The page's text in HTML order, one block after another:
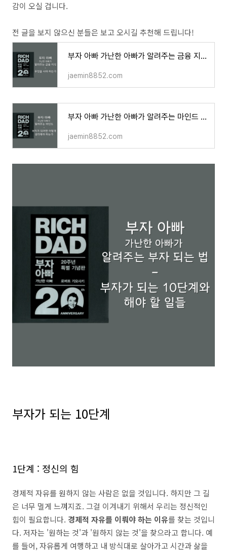
감이 오실 겁니다.
전 글을 보지 않으신 분들은 보고 오시길 추천해 드립니다!
부자 아빠 가난한 아빠가 알려주는 금융 지식 - 무엇을 사야 하는가
jaemin8852.com
부자 아빠 가난한 아빠가 알려주는 마인드 - 부자가 되려면 어떻게 생각해야 하는가
jaemin8852.com
부자가 되는 10단계
1단계 : 정신의 힘
경제적 자유를 원하지 않는 사람은 없을 것입니다. 하지만 그 길
은 너무 멀게 느껴지죠. 그걸 이겨내기 위해서 우리는 정신적인
힘이 필요합니다. 경제적 자유를 이뤄야 하는 이유를 찾는 것입니
다. 저자는 '원하는 것'과 '원하지 않는 것'을 찾으라고 합니다. 예
를 들어, 자유롭게 여행하고 내 방식대로 살아가고 시간과 삶을